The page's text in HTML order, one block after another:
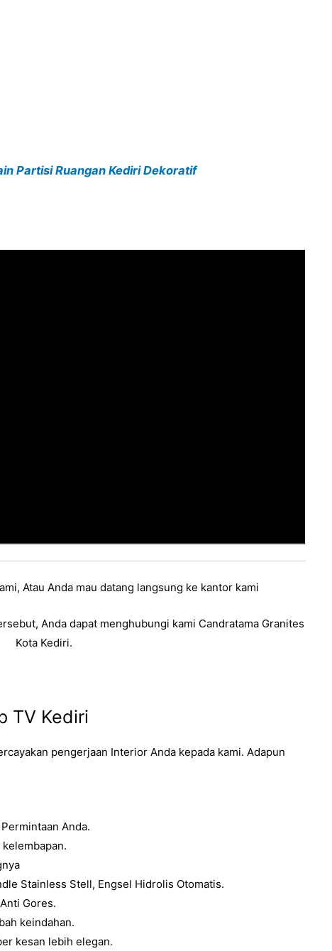
Partisi Ruangan Kediri Dekoratif
Atau Anda mau datang langsung ke kantor kami
Anda dapat menghubungi kami Candratama Granites
Kota Kediri.
TV Kediri
pengerjaan Interior Anda kepada kami. Adapun
Anda.
Stainless Stell, Engsel Hidrolis Otomatis.
Gores.
keindahan.
kesan lebih elegan.